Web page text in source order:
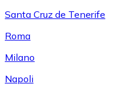
Santa Cruz de Tenerife
Roma
Milano
Napoli